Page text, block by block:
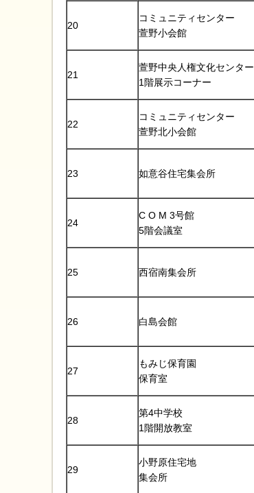
20
コミュニティセンター
萱野小会館
21
萱野中央人権文化センター
1階展示コーナー
22
コミュニティセンター
萱野北小会館
23 如意谷住宅集会所
24
C O M 3号館
5階会議室
25 西宿南集会所
26 白島会館
27
もみじ保育園
保育室
28
第4中学校
1階開放教室
29
小野原住宅地
集会所